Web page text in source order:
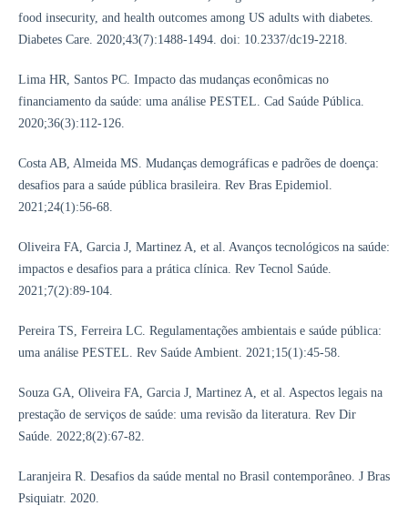
food insecurity, and health outcomes among US adults with diabetes.
Diabetes Care. 2020;43(7):1488-1494. doi: 10.2337/dc19-2218.
Lima HR, Santos PC. Impacto das mudanças econômicas no
financiamento da saúde: uma análise PESTEL. Cad Saúde Pública.
2020;36(3):112-126.
Costa AB, Almeida MS. Mudanças demográficas e padrões de doença:
desafios para a saúde pública brasileira. Rev Bras Epidemiol.
2021;24(1):56-68.
Oliveira FA, Garcia J, Martinez A, et al. Avanços tecnológicos na saúde:
impactos e desafios para a prática clínica. Rev Tecnol Saúde.
2021;7(2):89-104.
Pereira TS, Ferreira LC. Regulamentações ambientais e saúde pública:
uma análise PESTEL. Rev Saúde Ambient. 2021;15(1):45-58.
Souza GA, Oliveira FA, Garcia J, Martinez A, et al. Aspectos legais na
prestação de serviços de saúde: uma revisão da literatura. Rev Dir
Saúde. 2022;8(2):67-82.
Laranjeira R. Desafios da saúde mental no Brasil contemporâneo. J Bras
Psiquiatr. 2020.